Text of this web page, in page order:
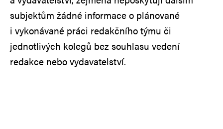
subjektům žádné informace o plánované
i vykonávané práci redakčního týmu či
jednotlivých kolegů bez souhlasu vedení
redakce nebo vydavatelství.